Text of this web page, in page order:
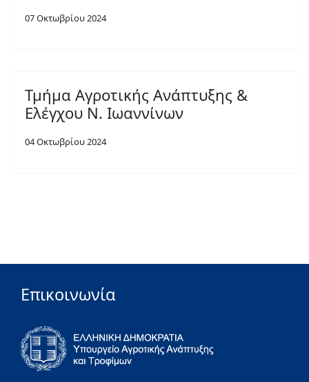
07 Οκτωβρίου 2024
Τμήμα Αγροτικής Ανάπτυξης &
Ελέγχου Ν. Ιωαννίνων
04 Οκτωβρίου 2024
Επικοινωνία